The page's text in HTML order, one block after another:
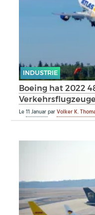
INDUSTRIE
Boeing hat 2022
Le11 JanuarparVolker K.